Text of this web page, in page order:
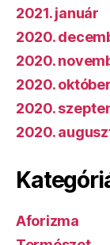
2021. január
2020.
2020.
2020. október
2020.
2020.
Aforizma